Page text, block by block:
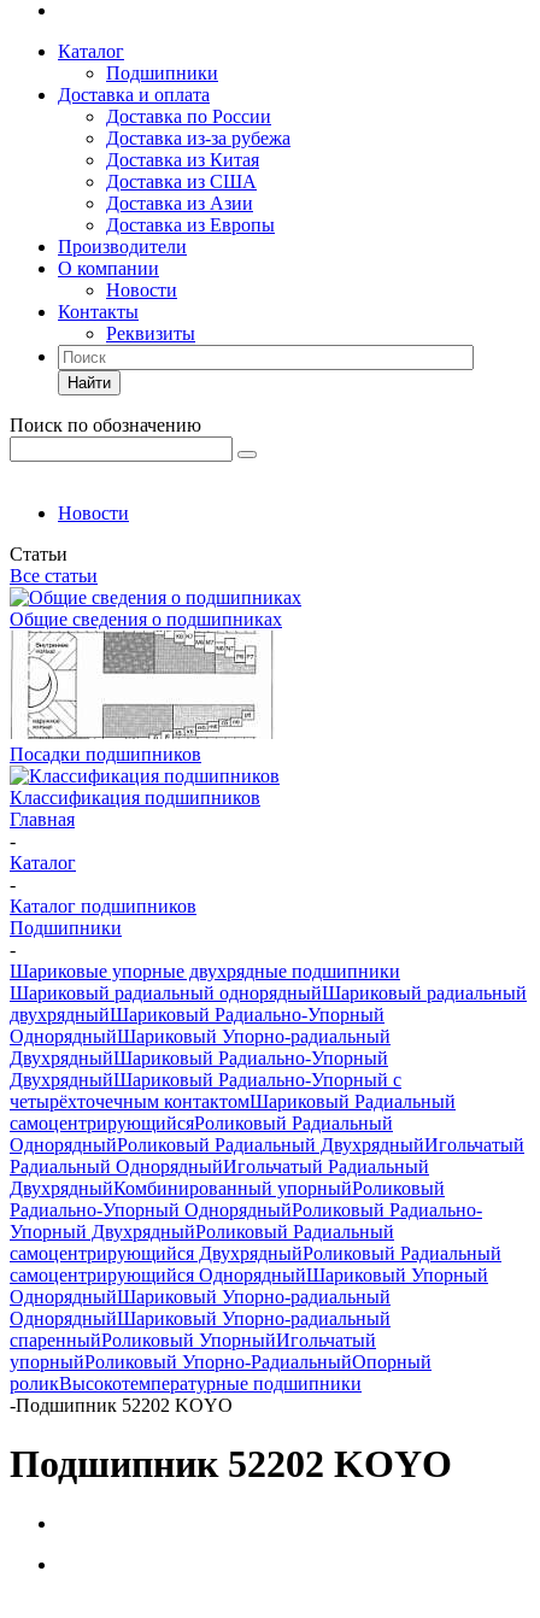
Каталог
Подшипники
Доставка и оплата
Доставка по России
Доставка из-за рубежа
Доставка из Китая
Доставка из США
Доставка из Азии
Доставка из Европы
Производители
О компании
Новости
Контакты
Реквизиты
Найти
Поиск по обозначению
Новости
Статьи
Все статьи
Общие сведения о подшипниках
Посадки подшипников
Классификация подшипников
Главная
-
Каталог
-
Каталог подшипников
Подшипники
-
Шариковые упорные двухрядные подшипники
Шариковый радиальный однорядныйШариковый радиальный
двухрядныйШариковый Радиально-Упорный
ОднорядныйШариковый Упорно-радиальный
ДвухрядныйШариковый Радиально-Упорный
ДвухрядныйШариковый Радиально-Упорный с
четырёхточечным контактомШариковый Радиальный
самоцентрирующийсяРоликовый Радиальный
ОднорядныйРоликовый Радиальный ДвухрядныйИгольчатый
Радиальный ОднорядныйИгольчатый Радиальный
ДвухрядныйКомбинированный упорныйРоликовый
Радиально-Упорный ОднорядныйРоликовый Радиально-
Упорный ДвухрядныйРоликовый Радиальный
самоцентрирующийся ДвухрядныйРоликовый Радиальный
самоцентрирующийся ОднорядныйШариковый Упорный
ОднорядныйШариковый Упорно-радиальный
ОднорядныйШариковый Упорно-радиальный
спаренныйРоликовый УпорныйИгольчатый
упорныйРоликовый Упорно-РадиальныйОпорный
роликВысокотемпературные подшипники
-Подшипник 52202 KOYO
Подшипник 52202 KOYO